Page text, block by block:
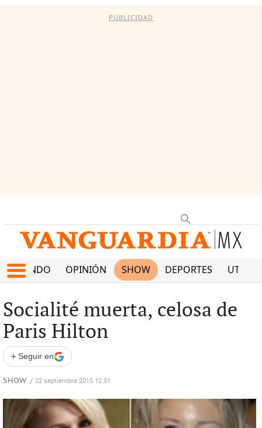
PUBLICIDAD
MUNDO OPINIÓN SHOW DEPORTES
Socialité muerta, celosa de
Paris Hilton
+ Seguir en
SHOW / 22 septiembre 2015 12:51